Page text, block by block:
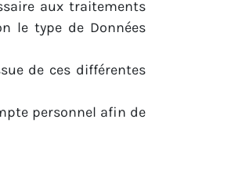
aux traitements
le type de Données
de ces différentes
personnel afin de